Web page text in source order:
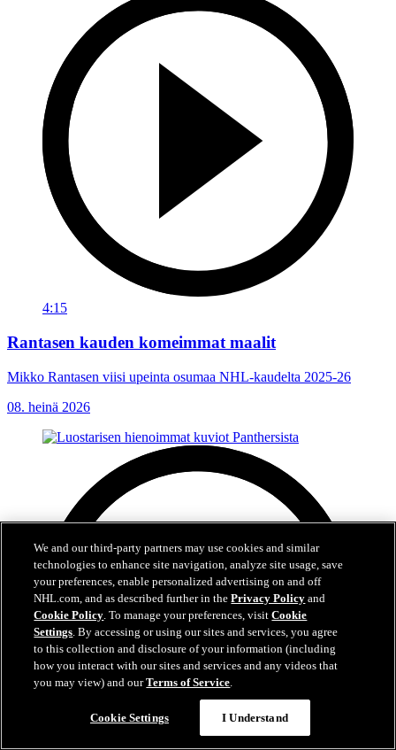
4:15
Rantasen kauden komeimmat maalit
Mikko Rantasen viisi upeinta osumaa NHL-kaudelta 2025-26
08. heinä 2026
We and our third-party partners may use cookies and similar
technologies to enhance site navigation, analyze site usage, save
your preferences, enable personalized advertising on and off
NHL.com, and as described further in thePrivacy Policy and
Cookie Policy. To manage your preferences, visitCookie
Settings. By accessing or using our sites and services, you agree
to this collection and disclosure of your information (including
how you interact with our sites and services and any videos that
you may view) and ourTerms of Service.
Cookie Settings I Understand